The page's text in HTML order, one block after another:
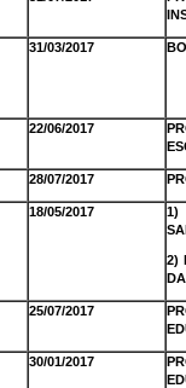
31/03/2017
22/06/2017
28/07/2017
18/05/2017
1)
2)
25/07/2017
30/01/2017